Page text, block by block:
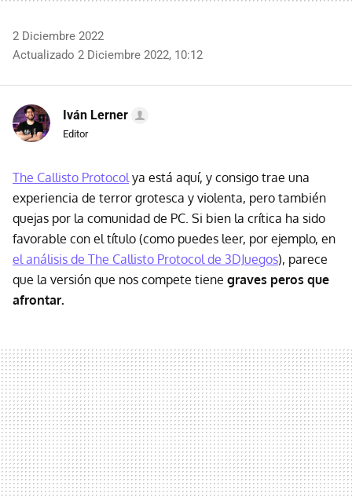
2 Diciembre 2022
Actualizado 2 Diciembre 2022, 10:12
Iván Lerner
Editor
The Callisto Protocol ya está aquí, y consigo trae una
experiencia de terror grotesca y violenta, pero también
quejas por la comunidad de PC. Si bien la crítica ha sido
favorable con el título (como puedes leer, por ejemplo, en
el análisis de The Callisto Protocol de 3DJuegos), parece
que la versión que nos compete tiene graves peros que
afrontar.